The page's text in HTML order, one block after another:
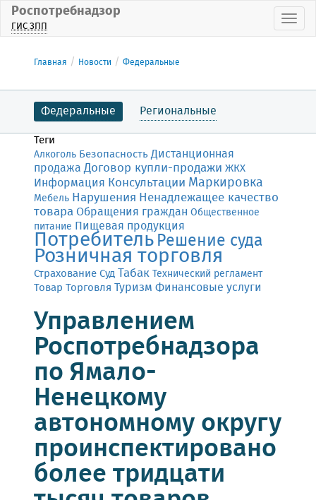
Роспотребнадзор
ГИС ЗПП
Главная Новости Федеральные
Федеральные Региональные
Теги
Алкоголь БезопасностьДистанционная
продажа Договор купли-продажи ЖКХ
Информация Консультации Маркировка
Мебель Нарушения Ненадлежащее качество
товара Обращения граждан Общественное
питание Пищевая продукция
ПотребительРешение суда
Розничная торговля
СтрахованиеСудТабакТехнический регламент
Товар Торговля Туризм Финансовые услуги
Управлением
Роспотребнадзора
по Ямало-
Ненецкому
автономному округу
проинспектировано
более тридцати